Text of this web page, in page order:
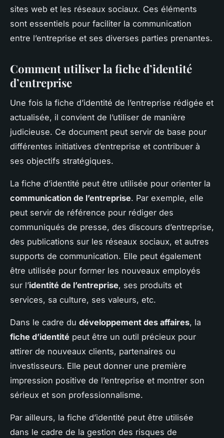
sites web et les réseaux sociaux. Ces éléments
sont essentiels pour faciliter la communication
entre l’entreprise et ses diverses parties prenantes.
Comment utiliser la fiche d’identité
d’entreprise
Une fois la fiche d’identité de l’entreprise rédigée et
actualisée, il convient de l’utiliser de manière
judicieuse. Ce document peut servir de base pour
différentes initiatives d’entreprise et contribuer à
ses objectifs stratégiques.
La fiche d’identité peut être utilisée pour orienter la
communication de l’entreprise. Par exemple, elle
peut servir de référence pour rédiger des
communiqués de presse, des discours d’entreprise,
des publications sur les réseaux sociaux, et autres
supports de communication. Elle peut également
être utilisée pour former les nouveaux employés
sur l’identité de l’entreprise, ses produits et
services, sa culture, ses valeurs, etc.
Dans le cadre du développement des affaires, la
fiche d’identité peut être un outil précieux pour
attirer de nouveaux clients, partenaires ou
investisseurs. Elle peut donner une première
impression positive de l’entreprise et montrer son
sérieux et son professionnalisme.
Par ailleurs, la fiche d’identité peut être utilisée
dans le cadre de la gestion des risques de